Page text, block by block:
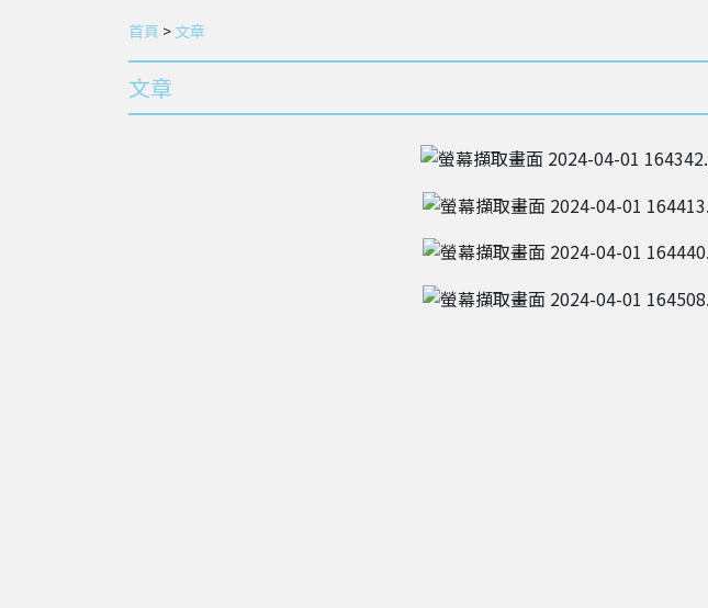
首頁 > 文章
文章